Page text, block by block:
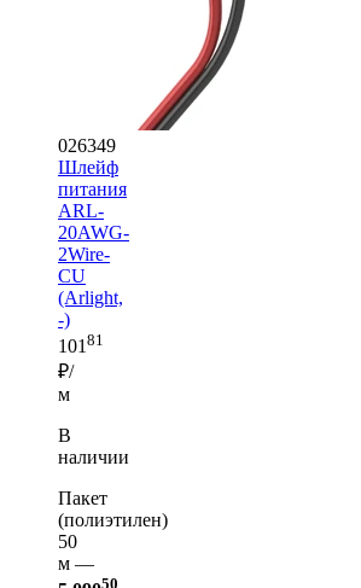
026349
Шлейф
питания
ARL-
20AWG-
2Wire-
CU
(Arlight,
-)
101 81
₽/
м
В
наличии
Пакет
(полиэтилен)
50
м —
50